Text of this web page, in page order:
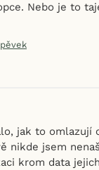
Nebo je to
jak to omlazují
nikde jsem
krom data